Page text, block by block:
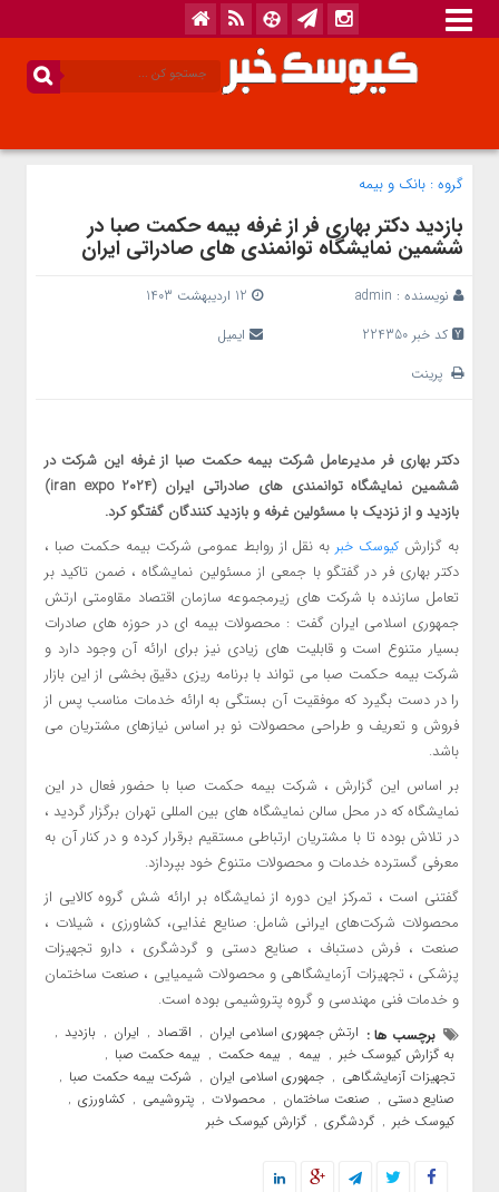
گروه : بانک‌ و بیمه
بازدید دکتر بهاری فر از غرفه بیمه حکمت صبا در
ششمین نمایشگاه توانمندی های صادراتی ایران
نویسنده : admin
کد خبر 224350
ایمیل
پرینت
دکتر بهاری فر مدیرعامل شرکت بیمه حکمت صبا از غرفه این شرکت در
ششمین نمایشگاه توانمندی های صادراتی ایران (iran expo 2024)
بازدید و از نزدیک با مسئولین غرفه و بازدید کنندگان گفتگو کرد.
به گزارش کیوسک خبر به نقل از روابط عمومی شرکت بیمه حکمت صبا ،
دکتر بهاری فر در گفتگو با جمعی از مسئولین نمایشگاه ، ضمن تاکید بر
تعامل سازنده با شرکت های زیرمجموعه سازمان اقتصاد مقاومتی ارتش
جمهوری اسلامی ایران گفت : محصولات بیمه ای در حوزه های صادرات
بسیار متنوع است و قابلیت های زیادی نیز برای ارائه آن وجود دارد و
شرکت بیمه حکمت صبا می تواند با برنامه ریزی دقیق بخشی از این بازار
را در دست بگیرد که موفقیت آن بستگی به ارائه خدمات مناسب پس از
فروش و تعریف و طراحی محصولات نو بر اساس نیازهای مشتریان می
باشد.
بر اساس این گزارش ، شرکت بیمه حکمت صبا با حضور فعال در این
نمایشگاه که در محل سالن نمایشگاه های بین المللی تهران برگزار گردید ،
در تلاش بوده تا با مشتریان ارتباطی مستقیم برقرار کرده و در کنار آن به
معرفی گسترده خدمات و محصولات متنوع خود بپردازد.
گفتنی است ، تمرکز این دوره از نمایشگاه بر ارائه شش گروه کالایی از
محصولات شرکت‌های ایرانی شامل: صنایع غذایی، کشاورزی ، شیلات ،
صنعت ، فرش دستباف ، صنایع دستی و گردشگری ، دارو تجهیزات
پزشکی ، تجهیزات آزمایشگاهی و محصولات شیمیایی ، صنعت ساختمان
و خدمات فنی مهندسی و گروه پتروشیمی بوده است.
برچسب ها : ارتش جمهوری اسلامی ایران , اقتصاد , ایران , بازدید ,
به گزارش کیوسک خبر , بیمه , بیمه حکمت , بیمه حکمت صبا ,
تجهیزات آزمایشگاهی , جمهوری اسلامی ایران , شرکت بیمه حکمت صبا ,
صنایع دستی , صنعت ساختمان , محصولات , پتروشیمی , کشاورزی ,
کیوسک خبر , گردشگری , گزارش کیوسک خبر